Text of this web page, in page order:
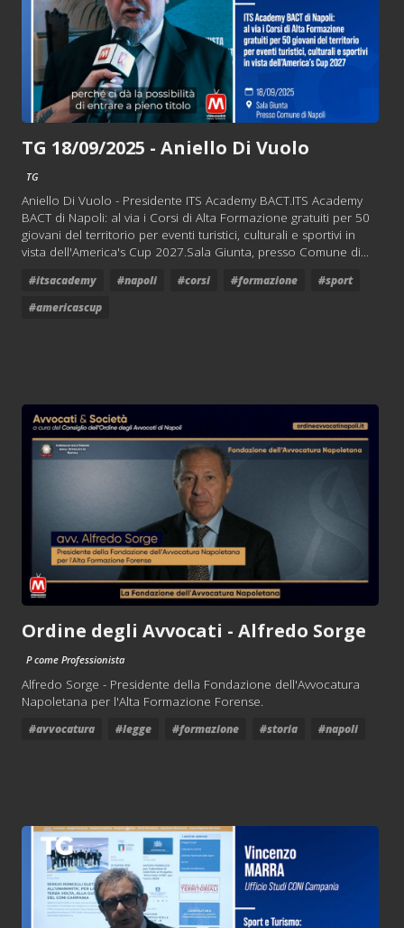
TG 18/09/2025 - Aniello Di Vuolo
TG
Aniello Di Vuolo - Presidente ITS Academy BACT.ITS Academy
BACT di Napoli: al via i Corsi di Alta Formazione gratuiti per 50
giovani del territorio per eventi turistici, culturali e sportivi in
vista dell'America's Cup 2027.Sala Giunta, presso Comune di...
#itsacademy #napoli #corsi #formazione
#sport
#americascup
Ordine degli Avvocati - Alfredo Sorge
P come Professionista
Alfredo Sorge - Presidente della Fondazione dell'Avvocatura
Napoletana per l'Alta Formazione Forense.
#avvocatura #legge #formazione #storia #napoli